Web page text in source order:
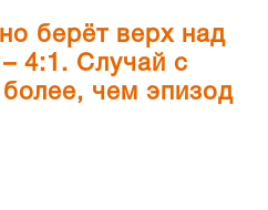
берёт верх над
4:1. Случай с
чем эпизод